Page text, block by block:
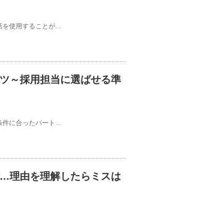
使用することが...
～採用担当に選ばせる準
に合ったパート...
理由を理解したらミスは